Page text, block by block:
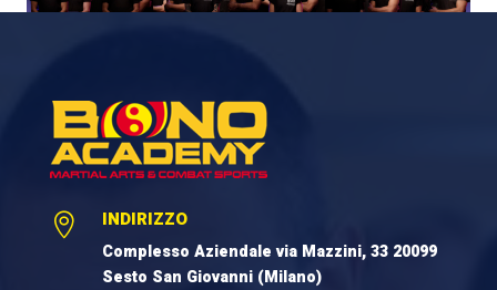
 INDIRIZZO
Complesso Aziendale via Mazzini, 33 20099
Sesto San Giovanni (Milano)